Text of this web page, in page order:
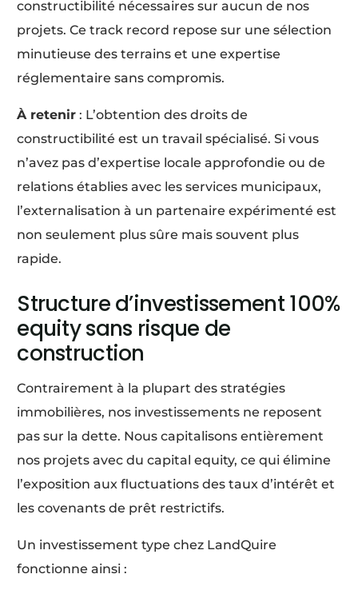
constructibilité nécessaires sur aucun de nos
projets. Ce track record repose sur une sélection
minutieuse des terrains et une expertise
réglementaire sans compromis.
À retenir : L’obtention des droits de
constructibilité est un travail spécialisé. Si vous
n’avez pas d’expertise locale approfondie ou de
relations établies avec les services municipaux,
l’externalisation à un partenaire expérimenté est
non seulement plus sûre mais souvent plus
rapide.
Structure d’investissement 100%
equity sans risque de
construction
Contrairement à la plupart des stratégies
immobilières, nos investissements ne reposent
pas sur la dette. Nous capitalisons entièrement
nos projets avec du capital equity, ce qui élimine
l’exposition aux fluctuations des taux d’intérêt et
les covenants de prêt restrictifs.
Un investissement type chez LandQuire
fonctionne ainsi :